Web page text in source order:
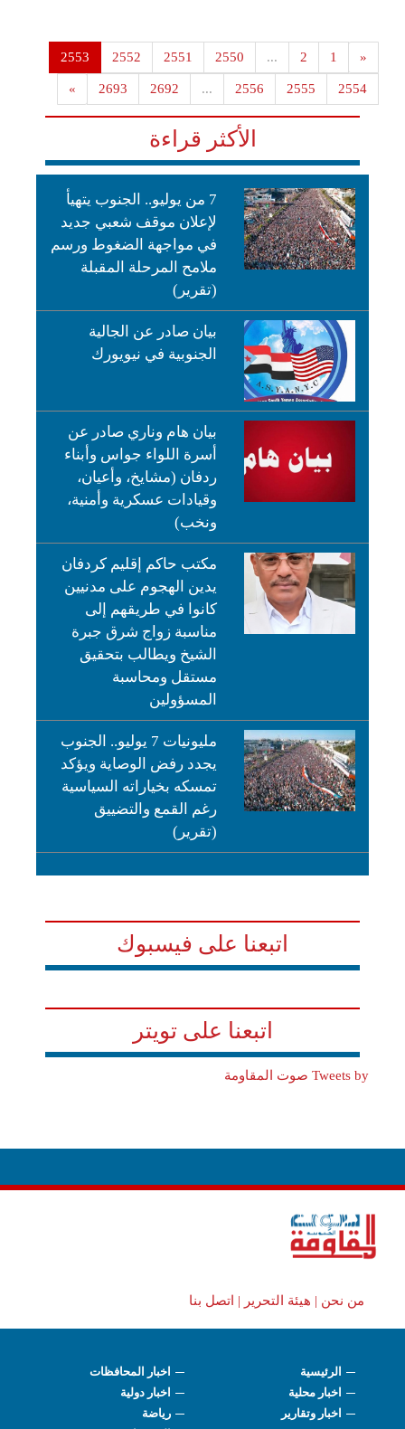
«
1
2
...
2550
2551
2552
2553
2554
2555
2556
...
2692
2693
»
الأكثر قراءة
7 من يوليو.. الجنوب يتهيأ
لإعلان موقف شعبي جديد
في مواجهة الضغوط ورسم
ملامح المرحلة المقبلة
(تقرير)
بيان صادر عن الجالية
الجنوبية في نيويورك
بيان هام وناري صادر عن
أسرة اللواء جواس وأبناء
ردفان (مشايخ، وأعيان،
وقيادات عسكرية وأمنية،
ونخب)
مكتب حاكم إقليم كردفان
يدين الهجوم على مدنيين
كانوا في طريقهم إلى
مناسبة زواج شرق جبرة
الشيخ ويطالب بتحقيق
مستقل ومحاسبة
المسؤولين
مليونيات 7 يوليو.. الجنوب
يجدد رفض الوصاية ويؤكد
تمسكه بخياراته السياسية
رغم القمع والتضييق
(تقرير)
اتبعنا على فيسبوك
اتبعنا على تويتر
Tweets by صوت المقاومة
من نحن | هيئة التحرير | اتصل بنا
الرئيسية
اخبار المحافظات
اخبار محلية
اخبار دولية
اخبار وتقارير
رياضة